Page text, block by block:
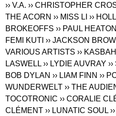
›› V.A. ›› CHRISTOPHER
THE ACORN ›› MISS LI ››
BROKEOFFS ›› PAUL HEATON
FEMI KUTI ›› JACKSON
VARIOUS ARTISTS ››
LASWELL ›› LYDIE AUVRAY
BOB DYLAN ›› LIAM FINN ››
WUNDERWELT ›› THE
TOCOTRONIC ›› CORALIE
CLÉMENT ›› LUNATIC SOUL